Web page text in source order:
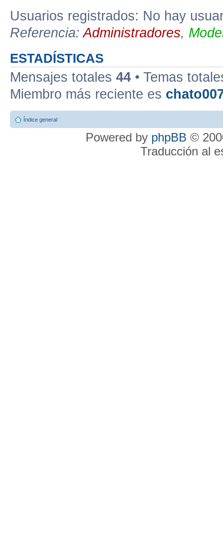
Usuarios registrados: No hay
Referencia:Administradores,
ESTADÍSTICAS
Mensajes totales 44 • Temas
Miembro más reciente es
Índice general
Powered by phpBB ©
Traducción al